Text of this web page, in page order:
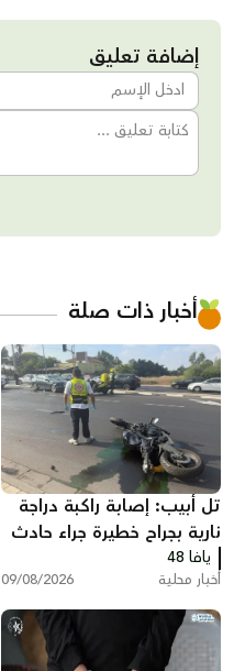
إضافة تعليق
أخبار ذات صلة
تل أبيب: إصابة راكبة دراجة
نارية بجراح خطيرة جراء حادث
طرق
يافا 48
أخبار محلية 09/08/2026